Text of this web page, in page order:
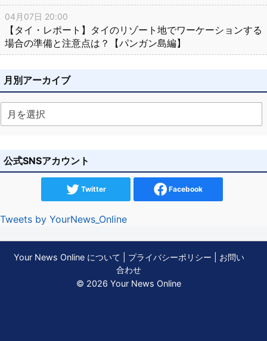
04月07日 20:00
【タイ・レポート】タイのリゾート地でワーケーションする
場合の準備と注意点は？【パンガン島編】
月別アーカイブ
公式SNSアカウント
Twitter Facebook
Tweets by YourNews_Online
Your News Online について プライバシーポリシー
お問い
合わせ
© 2026 Your News Online